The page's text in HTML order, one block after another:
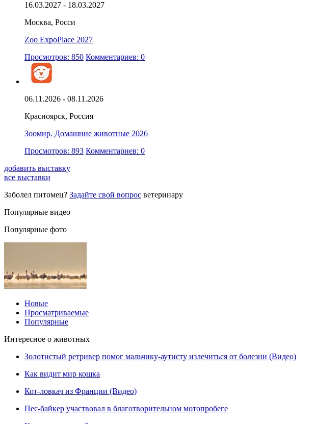
16.03.2027 - 18.03.2027
Москва, Росси
Zoo ExpoPlace 2027
Просмотров: 850 Комментариев: 0
06.11.2026 - 08.11.2026
Красноярск, Россия
Зоомир. Домашние животные 2026
Просмотров: 893 Комментариев: 0
добавить выставку
все выставки
Заболел питомец? Задайте свой вопрос ветеринару
Популярные видео
Популярные фото
Новые
Просматриваемые
Популярные
Интересное о животных
Золотистый ретривер помог мальчику-аутисту излечиться от болезни (Видео)
Как видит мир кошка
Кот-ловкач из Франции (Видео)
Пес-байкер участвовал в благотворительном мотопробеге